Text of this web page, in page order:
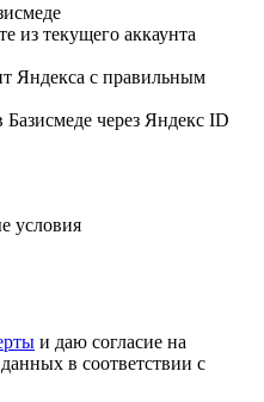
из текущего аккаунта
Яндекса с правильным
через Яндекс ID
условия
и даю согласие на
в соответствии с